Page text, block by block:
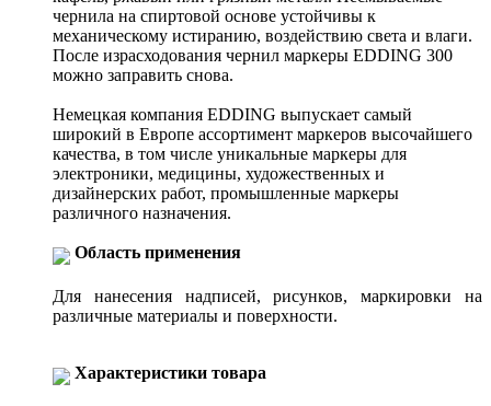
чернила на спиртовой основе устойчивы к
механическому истиранию, воздействию света и влаги.
После израсходования чернил маркеры EDDING 300
можно заправить снова.
Немецкая компания EDDING выпускает самый
широкий в Европе ассортимент маркеров высочайшего
качества, в том числе уникальные маркеры для
электроники, медицины, художественных и
дизайнерских работ, промышленные маркеры
различного назначения.
Область применения
Для нанесения надписей, рисунков, маркировки на
различные материалы и поверхности.
Характеристики товара